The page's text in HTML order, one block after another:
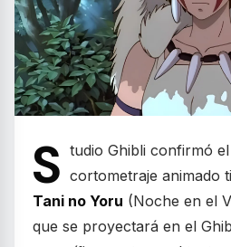
S tudio Ghibli confirmó
cortometraje animado
Tani no Yoru (Noche en el
que se proyectará en el